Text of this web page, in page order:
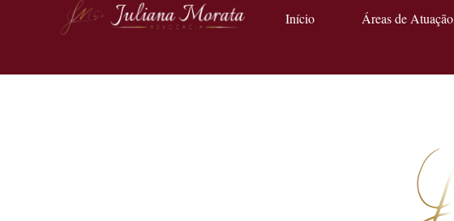
Início Áreas de Atuação